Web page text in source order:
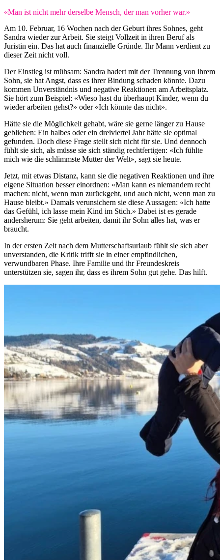
«Man ist nicht mehr derselbe Mensch, der man vorher war.»
Am 10. Februar, 16 Wochen nach der Geburt ihres Sohnes, geht
Sandra wieder zur Arbeit. Sie steigt Vollzeit in ihren Beruf als
Juristin ein. Das hat auch finanzielle Gründe. Ihr Mann verdient zu
dieser Zeit nicht voll.
Der Einstieg ist mühsam: Sandra hadert mit der Trennung von ihrem
Sohn, sie hat Angst, dass es ihrer Bindung schaden könnte. Dazu
kommen Unverständnis und negative Reaktionen am Arbeitsplatz.
Sie hört zum Beispiel: «Wieso hast du überhaupt Kinder, wenn du
wieder arbeiten gehst?» oder «Ich könnte das nicht».
Hätte sie die Möglichkeit gehabt, wäre sie gerne länger zu Hause
geblieben: Ein halbes oder ein dreiviertel Jahr hätte sie optimal
gefunden. Doch diese Frage stellt sich nicht für sie. Und dennoch
fühlt sie sich, als müsse sie sich ständig rechtfertigen: «Ich fühlte
mich wie die schlimmste Mutter der Welt», sagt sie heute.
Jetzt, mit etwas Distanz, kann sie die negativen Reaktionen und ihre
eigene Situation besser einordnen: «Man kann es niemandem recht
machen: nicht, wenn man zurückgeht, und auch nicht, wenn man zu
Hause bleibt.» Damals verunsichern sie diese Aussagen: «Ich hatte
das Gefühl, ich lasse mein Kind im Stich.» Dabei ist es gerade
andersherum: Sie geht arbeiten, damit ihr Sohn alles hat, was er
braucht.
In der ersten Zeit nach dem Mutterschaftsurlaub fühlt sie sich aber
unverstanden, die Kritik trifft sie in einer empfindlichen,
verwundbaren Phase. Ihre Familie und ihr Freundeskreis
unterstützen sie, sagen ihr, dass es ihrem Sohn gut gehe. Das hilft.